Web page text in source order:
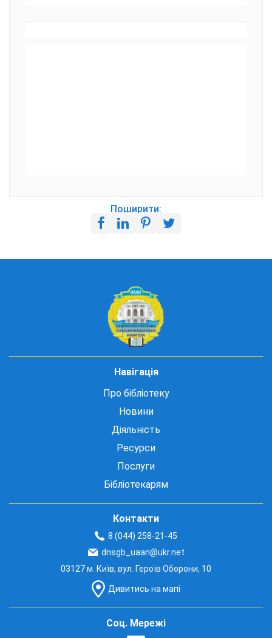
Поширити:
Навігація
Про бібліотеку
Новини
Діяльність
Ресурси
Послуги
Бібліотекарям
Контакти
8 (044) 258-21-45
dnsgb_uaan@ukr.net
03127 м. Київ, вул. Героїв Оборони, 10
Дивитись на мапі
Соц. Мережі